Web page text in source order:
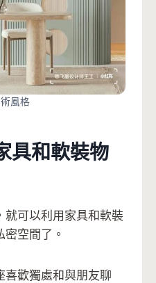
風格
具和軟裝物
就可以利用家具和軟裝
空間了。
喜歡獨處和與朋友聊